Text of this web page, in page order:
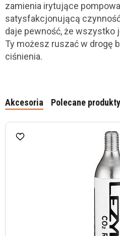
zamienia irytujące
satysfakcjonującą
daje pewność, że wszystko
Ty możesz ruszać w drogę
ciśnienia.
Akcesoria Polecane produkty